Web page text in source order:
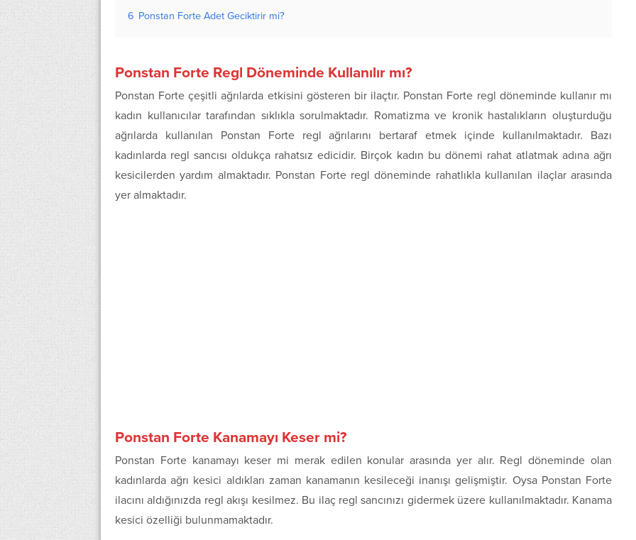
6 Ponstan Forte Adet Geciktirir mi?
Ponstan Forte Regl Döneminde Kullanılır mı?
Ponstan Forte çeşitli ağrılarda etkisini gösteren bir ilaçtır. Ponstan Forte regl döneminde kullanır mı
kadın kullanıcılar tarafından sıklıkla sorulmaktadır. Romatizma ve kronik hastalıkların oluşturduğu
ağrılarda kullanılan Ponstan Forte regl ağrılarını bertaraf etmek içinde kullanılmaktadır. Bazı
kadınlarda regl sancısı oldukça rahatsız edicidir. Birçok kadın bu dönemi rahat atlatmak adına ağrı
kesicilerden yardım almaktadır. Ponstan Forte regl döneminde rahatlıkla kullanılan ilaçlar arasında
yer almaktadır.
Ponstan Forte Kanamayı Keser mi?
Ponstan Forte kanamayı keser mi merak edilen konular arasında yer alır. Regl döneminde olan
kadınlarda ağrı kesici aldıkları zaman kanamanın kesileceği inanışı gelişmiştir. Oysa Ponstan Forte
ilacını aldığınızda regl akışı kesilmez. Bu ilaç regl sancınızı gidermek üzere kullanılmaktadır. Kanama
kesici özelliği bulunmamaktadır.